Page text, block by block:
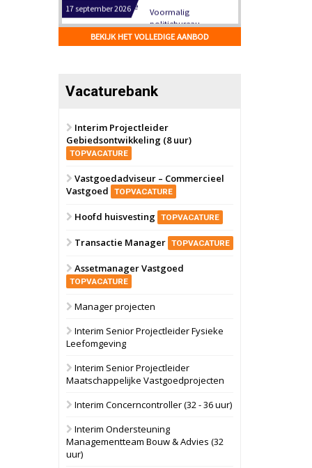
Hilversum
17 september 2026
Voormalig
Zwanenburg
6 oktober 2026
Oranje
28 september 2026
bedrijventerrein
Bekijk
Schuinesloot
politiebureau
BEKIJK HET VOLLEDIGE AANBOD
Vacaturebank
Interim Projectleider
Gebiedsontwikkeling (8 uur)
TOPVACATURE
Vastgoedadviseur – Commercieel
Vastgoed
TOPVACATURE
Hoofd huisvesting TOPVACATURE
Transactie Manager TOPVACATURE
Assetmanager Vastgoed
TOPVACATURE
Manager projecten
Interim Senior Projectleider Fysieke
Leefomgeving
Interim Senior Projectleider
Maatschappelijke Vastgoedprojecten
Interim Concerncontroller (32 - 36 uur)
Interim Ondersteuning
Managementteam Bouw & Advies (32
uur)